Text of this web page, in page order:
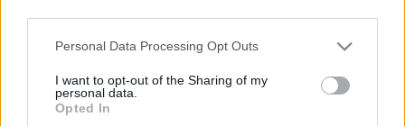
Please note that this website/app uses one or more Google
not limited to your visit or usage behaviour. You may click to
grant or deny consent to Google and its third-party tags to
use your data for below specified purposes in below Google
Personal Data Processing Opt Outs
I want to opt-out of the Sharing of my
personal data.
Opted In
Szion, Takagi Ajako, Kikucsi JokoésNakadzsima Aiko
személyében.
A tavaszi sorozatra bérletek válthatók a Zeneakadémia
pénztárában, a